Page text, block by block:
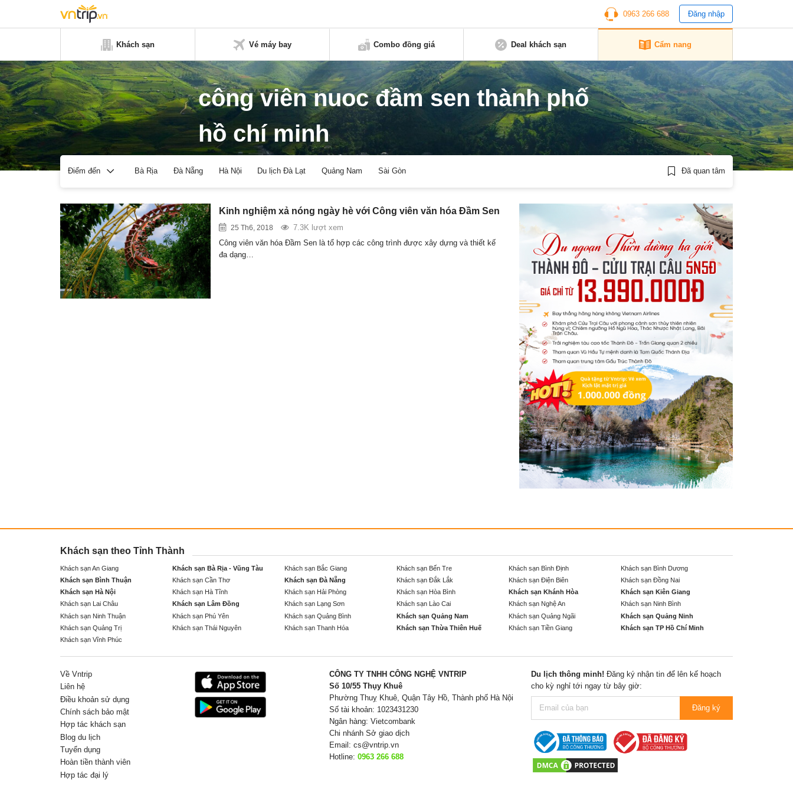
0963 266 688 Đăng nhập
Khách sạn Vé máy bay Combo đồng giá Deal khách sạn Cẩm nang
công viên nuoc đầm sen thành phố
hồ chí minh
Điểm đến Bà Rịa Đà Nẵng Hà Nội Du lịch Đà Lạt Quảng Nam Sài Gòn Đã quan tâm
Kinh nghiệm xả nóng ngày hè với Công viên văn hóa Đầm Sen
25 Th6, 2018
7.3K lượt xem
Công viên văn hóa Đầm Sen là tổ hợp các công trình được xây dựng và thiết kế
đa dạng…
Khách sạn theo Tỉnh Thành
Khách sạn An Giang Khách sạn Bà Rịa - Vũng Tàu Khách sạn Bắc Giang Khách sạn Bến Tre Khách sạn Bình Định
Khách sạn Bình Dương
Khách sạn Bình Thuận
Khách sạn Cần Thơ Khách sạn Đà Nẵng Khách sạn Đắk Lắk Khách sạn Điện Biên
Khách sạn Đồng Nai
Khách sạn Hà Nội
Khách sạn Hà Tĩnh Khách sạn Hải Phòng Khách sạn Hòa Bình Khách sạn Khánh Hòa
Khách sạn Kiên Giang
Khách sạn Lai Châu
Khách sạn Lâm Đồng Khách sạn Lạng Sơn Khách sạn Lào Cai Khách sạn Nghệ An
Khách sạn Ninh Bình
Khách sạn Ninh Thuận
Khách sạn Phú Yên Khách sạn Quảng Bình Khách sạn Quảng Nam Khách sạn Quảng Ngãi
Khách sạn Quảng Ninh
Khách sạn Quảng Trị
Khách sạn Thái Nguyên Khách sạn Thanh Hóa Khách sạn Thừa Thiên Huế Khách sạn Tiền Giang
Khách sạn TP Hồ Chí Minh
Khách sạn Vĩnh Phúc
Về Vntrip
Liên hệ
Điều khoản sử dụng
Chính sách bảo mật
Hợp tác khách sạn
Blog du lịch
Tuyển dụng
Hoàn tiền thành viên
Hợp tác đại lý
CÔNG TY TNHH CÔNG NGHỆ VNTRIP
Số 10/55 Thụy Khuê
Phường Thuỵ Khuê, Quận Tây Hồ, Thành phố Hà Nội
Số tài khoản: 1023431230
Ngân hàng: Vietcombank
Chi nhánh Sở giao dịch
Email: cs@vntrip.vn
Hotline: 0963 266 688
Du lịch thông minh! Đăng ký nhận tin để lên kế hoạch
cho kỳ nghỉ tới ngay từ bây giờ:
Đăng ký